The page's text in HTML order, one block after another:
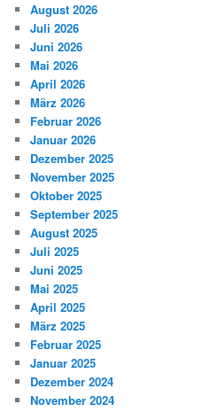
August 2026
Juli 2026
Juni 2026
Mai 2026
April 2026
März 2026
Februar 2026
Januar 2026
Dezember 2025
November 2025
Oktober 2025
September 2025
August 2025
Juli 2025
Juni 2025
Mai 2025
April 2025
März 2025
Februar 2025
Januar 2025
Dezember 2024
November 2024